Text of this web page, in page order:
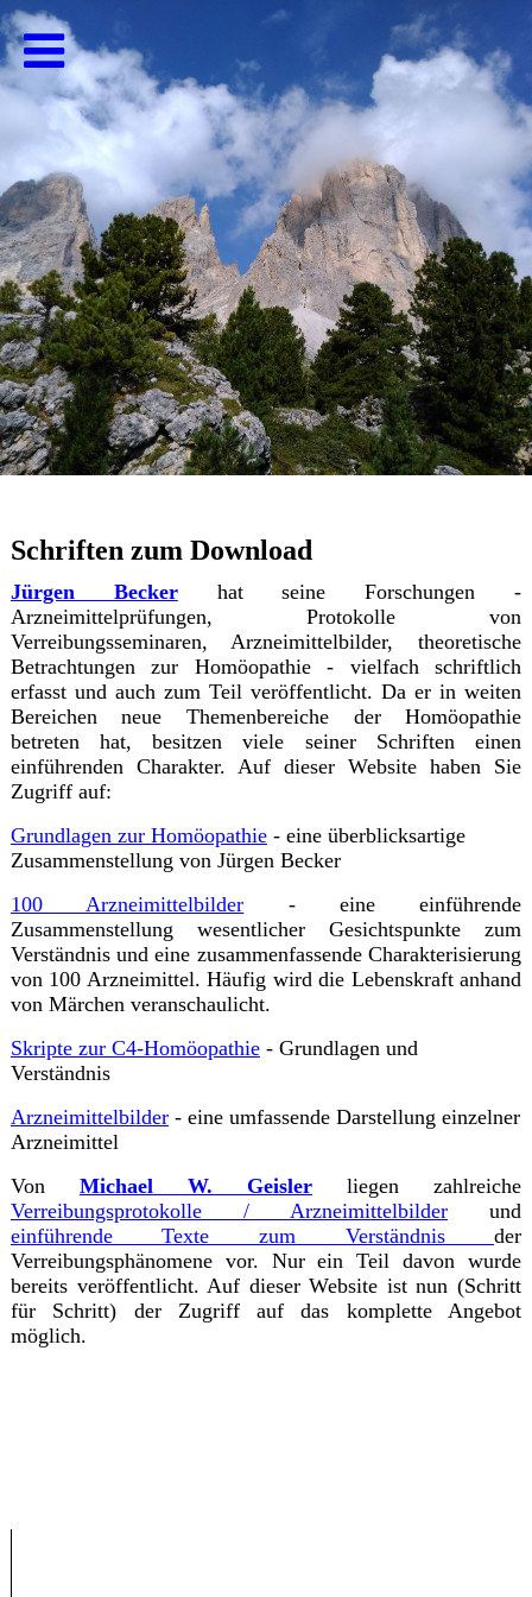
Schriften zum Download
Jürgen Beckerhat seine Forschungen -
Arzneimittelprüfungen, Protokolle von
Verreibungsseminaren, Arzneimittelbilder, theoretische
Betrachtungen zur Homöopathie - vielfach schriftlich
erfasst und auch zum Teil veröffentlicht. Da er in weiten
Bereichen neue Themenbereiche der Homöopathie
betreten hat, besitzen viele seiner Schriften einen
einführenden Charakter. Auf dieser Website haben Sie
Zugriff auf:
Grundlagen zur Homöopathie- eine überblicksartige
Zusammenstellung von Jürgen Becker
100 Arzneimittelbilder - eine einführende
Zusammenstellung wesentlicher Gesichtspunkte zum
Verständnis und eine zusammenfassende Charakterisierung
von 100 Arzneimittel. Häufig wird die Lebenskraft anhand
von Märchen veranschaulicht.
Skripte zur C4-Homöopathie- Grundlagen und
Verständnis
Arzneimittelbilder- eine umfassende Darstellung einzelner
Arzneimittel
Von Michael W. Geisler liegen zahlreiche
Verreibungsprotokolle / Arzneimittelbilder und
einführende Texte zum Verständnisder
Verreibungsphänomene vor. Nur ein Teil davon wurde
bereits veröffentlicht. Auf dieser Website ist nun (Schritt
für Schritt) der Zugriff auf das komplette Angebot
möglich.